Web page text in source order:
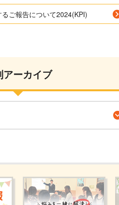
ご報告について2024(KPI)
アーカイブ